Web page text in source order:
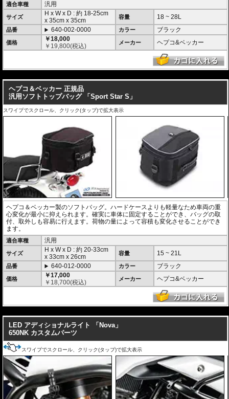
適合車種 汎用
サイズ H x W x D : 約 18-25cm
x35cm x35cm 容量 18 ~ 28L
品番 640-002-0000 カラー ブラック
価格
￥18,000
￥ 19,800(税込) メーカー ヘプコ&ベッカー
ヘプコ＆ベッカー 正規品
汎用ソフトトップバッグ 「Sport Star S」
スワイプでスクロール、クリック(タップ)で拡大表示
ヘプコ＆ベッカー製のソフトバッグ。ハードケースよりも軽量なため車両の重
心変化が最小に抑えられます。確実に車体に固定することができ、バッグの取
付、取外しも容易に行えます。荷物の量によって容積も変化させることができ
ます。
適合車種 汎用
サイズ H x W x D : 約20-33cm
x33cm x26cm 容量 15 ~ 21L
品番 640-012-0000 カラー ブラック
価格
￥17,000
￥ 18,700(税込) メーカー ヘプコ&ベッカー
LED アディショナルライト 「Nova」
650NK カスタムパーツ
スワイプでスクロール、クリック(タップ)で拡大表示